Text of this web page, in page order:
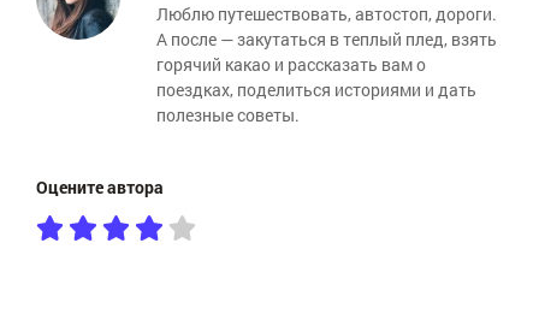
Люблю путешествовать, автостоп, дороги.
А после — закутаться в теплый плед, взять
горячий какао и рассказать вам о
поездках, поделиться историями и дать
полезные советы.
Оцените автора